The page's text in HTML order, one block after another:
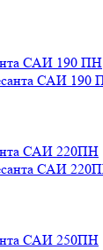
САИ 190 ПН
САИ 220ПН
САИ 250ПН